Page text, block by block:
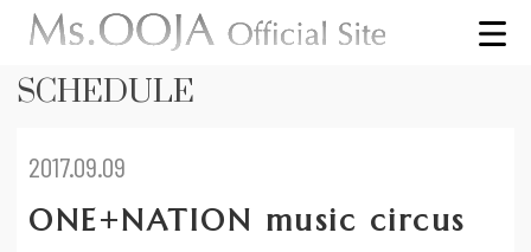
SCHEDULE
2017.09.09
ONE+NATION music circus